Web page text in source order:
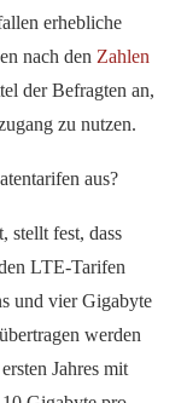
erhebliche
nach den Zahlen
der Befragten an,
zu nutzen.
aus?
stellt fest, dass
LTE-Tarifen
und vier Gigabyte
werden
Jahres mit